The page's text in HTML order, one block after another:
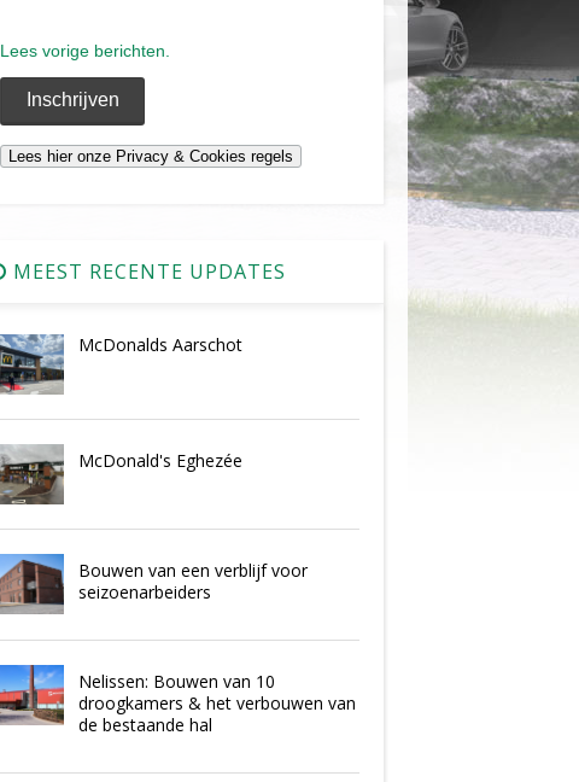
Lees vorige berichten.
MEEST RECENTE UPDATES
McDonalds Aarschot
McDonald's Eghezée
Bouwen van een verblijf voor
seizoenarbeiders
Nelissen: Bouwen van 10
droogkamers & het verbouwen van
de bestaande hal